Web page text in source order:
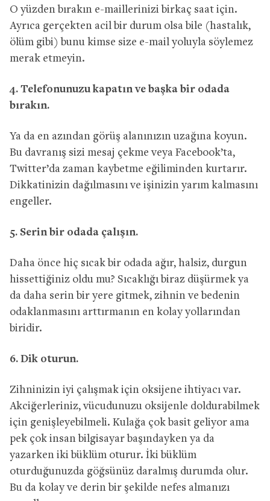
O yüzden bırakın e-maillerinizi birkaç saat için.
Ayrıca gerçekten acil bir durum olsa bile (hastalık,
ölüm gibi) bunu kimse size e-mail yoluyla söylemez
merak etmeyin.
4. Telefonunuzu kapatın ve başka bir odada
bırakın.
Ya da en azından görüş alanınızın uzağına koyun.
Bu davranış sizi mesaj çekme veya Facebook’ta,
Twitter’da zaman kaybetme eğiliminden kurtarır.
Dikkatinizin dağılmasını ve işinizin yarım kalmasını
engeller.
5. Serin bir odada çalışın.
Daha önce hiç sıcak bir odada ağır, halsiz, durgun
hissettiğiniz oldu mu? Sıcaklığı biraz düşürmek ya
da daha serin bir yere gitmek, zihnin ve bedenin
odaklanmasını arttırmanın en kolay yollarından
biridir.
6. Dik oturun.
Zihninizin iyi çalışmak için oksijene ihtiyacı var.
Akciğerleriniz, vücudunuzu oksijenle doldurabilmek
için genişleyebilmeli. Kulağa çok basit geliyor ama
pek çok insan bilgisayar başındayken ya da
yazarken iki büklüm oturur. İki büklüm
oturduğunuzda göğsünüz daralmış durumda olur.
Bu da kolay ve derin bir şekilde nefes almanızı